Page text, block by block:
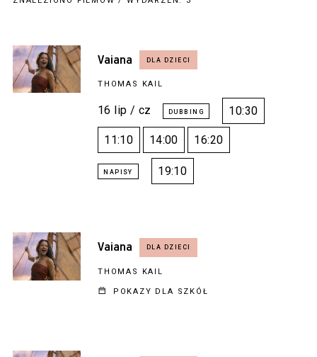
Vaiana
THOMAS KAIL
16 lip / cz 10:30
11:10 14:00 16:20
19:10
Vaiana
THOMAS KAIL
POKAZY DLA SZKÓŁ